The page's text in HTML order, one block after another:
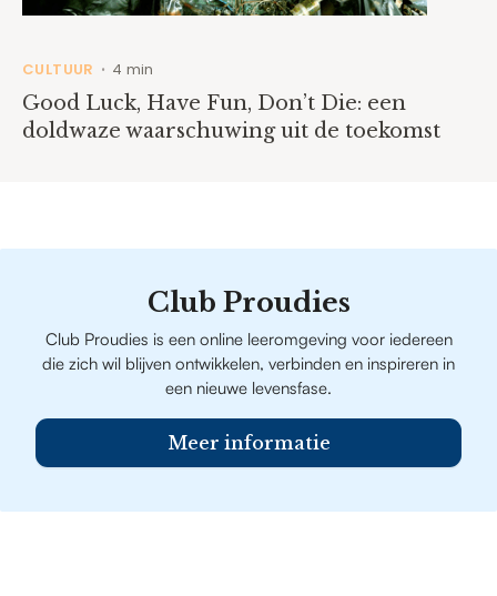
CULTUUR • 4 min
Good Luck, Have Fun, Don’t Die: een
doldwaze waarschuwing uit de toekomst
Club Proudies
Club Proudies is een online leeromgeving voor iedereen
die zich wil blijven ontwikkelen, verbinden en inspireren in
een nieuwe levensfase.
Meer informatie